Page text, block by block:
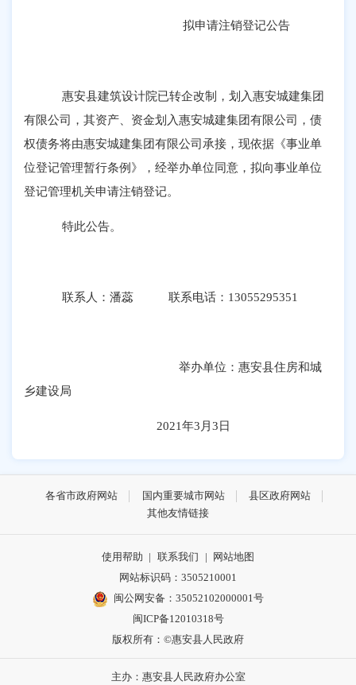
拟申请注销登记公告
惠安县建筑设计院已转企改制，划入惠安城建集团
有限公司，其资产、资金划入惠安城建集团有限公司，债
权债务将由惠安城建集团有限公司承接，现依据《事业单
位登记管理暂行条例》，经举办单位同意，拟向事业单位
登记管理机关申请注销登记。
特此公告。
联系人：潘蕊 联系电话： 13055295351
举办单位：惠安县住房和城
乡建设局
2021年3月3日
各省市政府网站 国内重要城市网站
县区政府网站
其他友情链接
使用帮助 | 联系我们 |
网站地图
网站标识码：3505210001
闽公网安备：35052102000001号
闽ICP备12010318号
版权所有：©惠安县人民政府
主办：惠安县人民政府办公室